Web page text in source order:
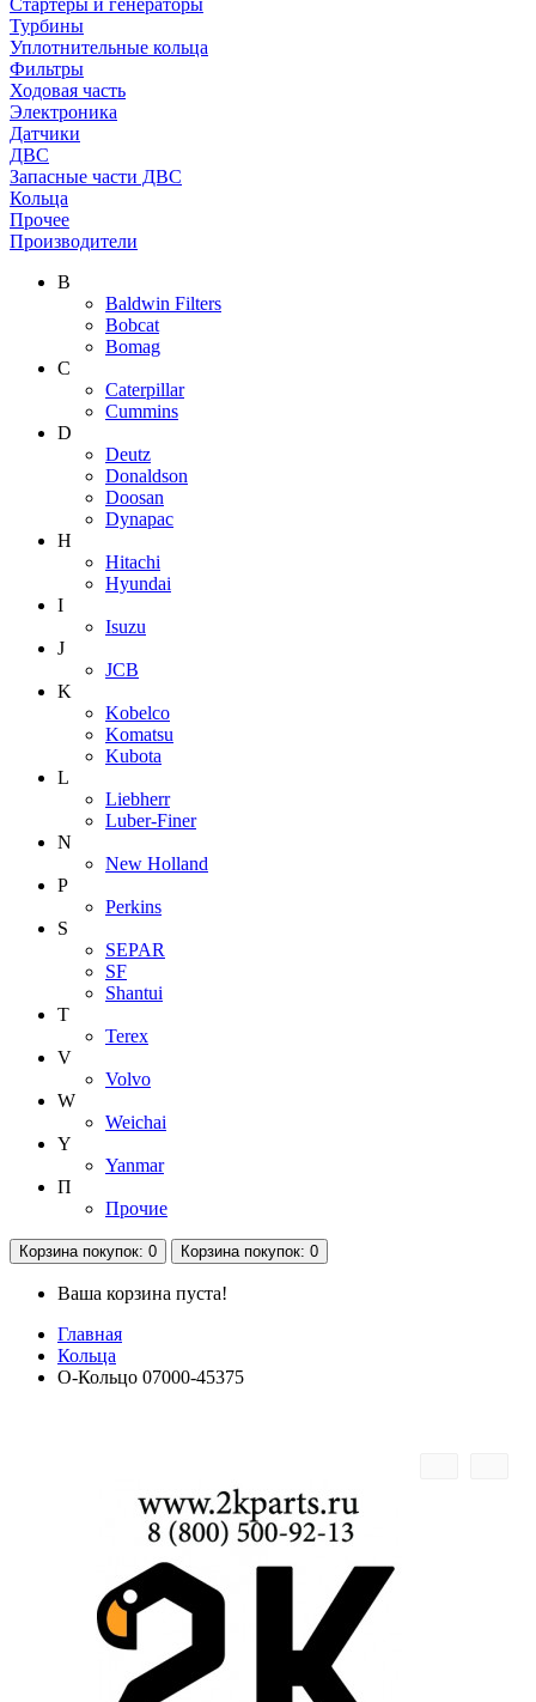
Стартеры и генераторы
Турбины
Уплотнительные кольца
Фильтры
Ходовая часть
Электроника
Датчики
ДВС
Запасные части ДВС
Кольца
Прочее
Производители
B
Baldwin Filters
Bobcat
Bomag
C
Caterpillar
Cummins
D
Deutz
Donaldson
Doosan
Dynapac
H
Hitachi
Hyundai
I
Isuzu
J
JCB
K
Kobelco
Komatsu
Kubota
L
Liebherr
Luber-Finer
N
New Holland
P
Perkins
S
SEPAR
SF
Shantui
T
Terex
V
Volvo
W
Weichai
Y
Yanmar
П
Прочие
Корзинапокупок: 0 Корзинапокупок: 0
Ваша корзина пуста!
Главная
Кольца
O-Кольцо 07000-45375